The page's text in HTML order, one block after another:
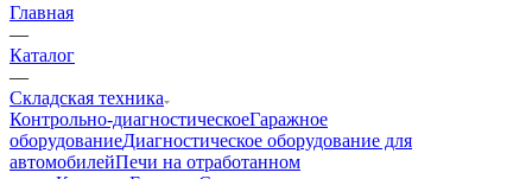
Главная
—
Каталог
—
Складская техника
Контрольно-диагностическоеГаражное
оборудованиеДиагностическое оборудование для
автомобилейПечи на отработанном